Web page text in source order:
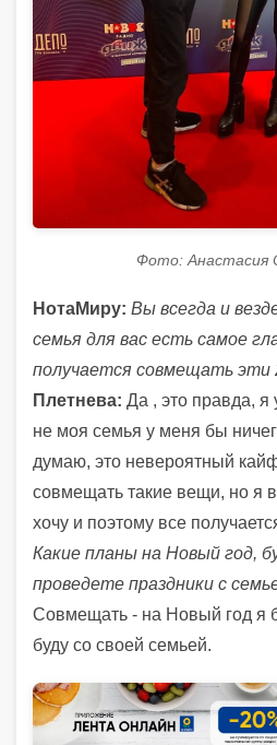
Фото: Анастасия
НотаМиру: Вы всегда и
семья для вас есть самое
получается совмещать эти
Плетнева: Да , это правда, я
не моя семья у меня бы
думаю, это невероятный
совмещать такие вещи, но я
хочу и поэтому все
Какие планы на Новый год,
проведете праздники с
Совмещать - на Новый год я
буду со своей семьей.